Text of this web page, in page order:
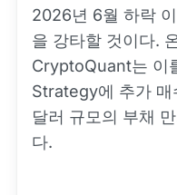
2026년 6월 하락
을 강타할 것이다.
CryptoQuant는 이
Strategy에 추가 매
달러 규모의 부채
다.